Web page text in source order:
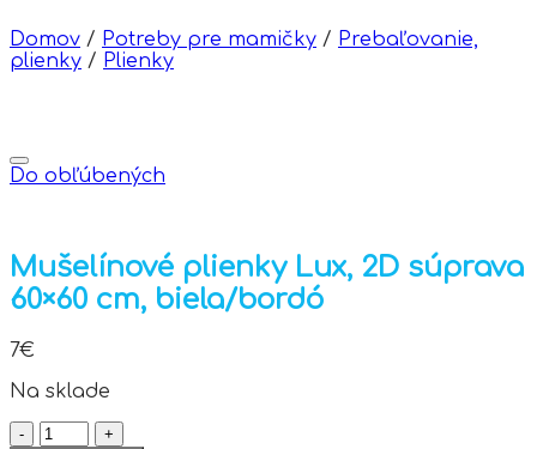
Domov / Potreby pre mamičky / Prebaľovanie,
plienky / Plienky
Do obľúbených
Mušelínové plienky Lux, 2D súprava
60×60 cm, biela/bordó
7€
Na sklade
množstvo